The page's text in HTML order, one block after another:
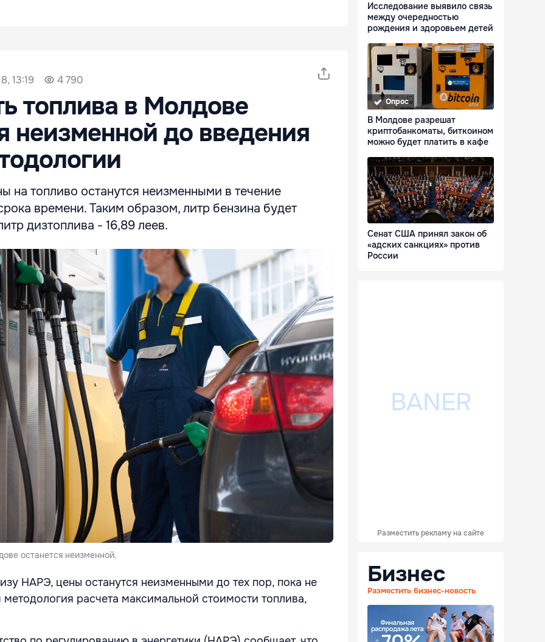
13:19 4 790
топлива в Молдове
неизменной до введения
на топливо останутся неизменными в течение
времени. Таким образом, литр бензина будет
дизтоплива - 16,89 леев.
останется неизменной.
НАРЭ, цены останутся неизменными до тех пор, пока не
методология расчета максимальной стоимости топлива,
Исследование выявило связь
между очередностью
рождения и здоровьем детей
Опрос
В Молдове разрешат
криптобанкоматы, биткоином
можно будет платить в кафе
Сенат США принял закон об
«адских санкциях» против
России
Разместить рекламу на сайте
Бизнес
Разместить бизнес-новость